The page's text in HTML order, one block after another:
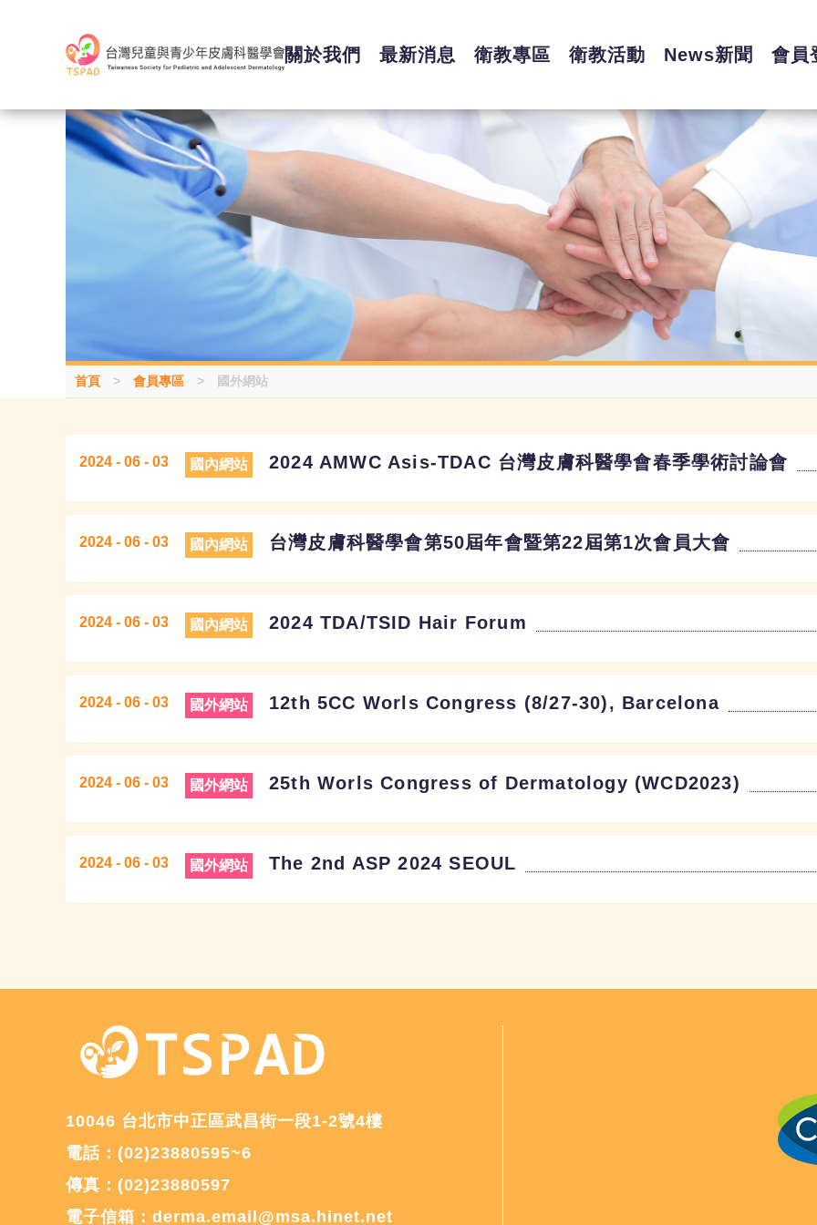
關於我們 最新消息 衛教專區 衛教活動 News新聞 會員
首頁 > 會員專區 > 國外網站
2024 - 06 - 03 國內網站 2024 AMWC Asis-TDAC 台灣皮膚科醫學會春季學術討論會
2024 - 06 - 03 國內網站 台灣皮膚科醫學會第50屆年會暨第22屆第1次會員大會
2024 - 06 - 03 國內網站 2024 TDA/TSID Hair Forum
2024 - 06 - 03 國外網站 12th 5CC Worls Congress (8/27-30), Barcelona
2024 - 06 - 03 國外網站 25th Worls Congress of Dermatology (WCD2023)
2024 - 06 - 03 國外網站 The 2nd ASP 2024 SEOUL
10046 台北市中正區武昌街一段1-2號4樓
電話：(02)23880595~6
傳真：(02)23880597
電子信箱： derma.email@msa.hinet.net